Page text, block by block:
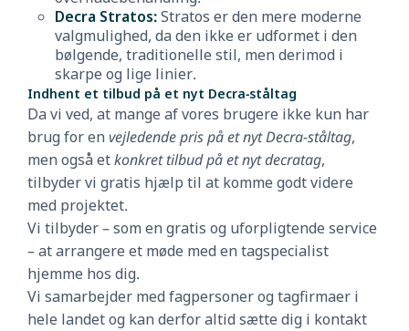
Decra Stratos:Stratos er den mere moderne
valgmulighed, da den ikke er udformet i den
bølgende, traditionelle stil, men derimod i
skarpe og lige linier.
Indhent et tilbud på et nyt Decra-ståltag
Da vi ved, at mange af vores brugere ikke kun har
brug for en vejledende pris på et nyt Decra-ståltag,
men også etkonkret tilbud på et nyt decratag,
tilbyder vi gratis hjælp til at komme godt videre
med projektet.
Vi tilbyder – som en gratis og uforpligtende service
– at arrangere et møde med en tagspecialist
hjemme hos dig.
Vi samarbejder med fagpersoner og tagfirmaer i
hele landet og kan derfor altid sætte dig i kontakt